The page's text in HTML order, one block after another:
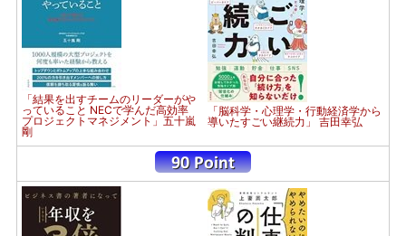
「結果を出すチームのリーダーがや
っていること NECで学んだ高効率
プロジェクトマネジメント」五十嵐
剛
「脳科学・心理学・行動経済学から
導いたすごい継続力」 吉田幸弘